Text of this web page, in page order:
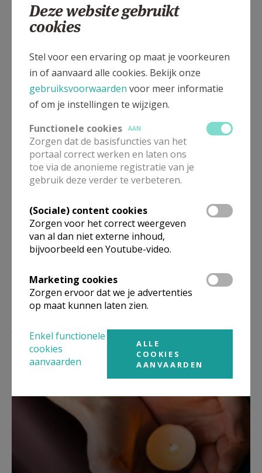
Kerk Stekene en Sint-Gillis-Waas
Meer
Artikel
Deel dit artikel
Deze website gebruikt
cookies
Stel voor een ervaring op maat je voorkeuren
in of aanvaard alle cookies. Bekijk onze
gebruiksvoorwaarden voor meer informatie
of om je instellingen te wijzigen.
Functionele cookies
AAN
Zorgen dat de basisfuncties van het
portaal correct werken en laten ons
toe via de anonieme registratie van je
gebruik deze verder te verbeteren.
(Sociale) content cookies
Zorgen voor het correct weergeven
van al dan niet externe inhoud,
bijvoorbeeld een Youtube-video.
Marketing cookies
Zorgen ervoor dat we je advertenties
op maat kunnen laten zien.
Enkel functionele
cookies
aanvaarden
ALLE
COOKIES
AANVAARDEN